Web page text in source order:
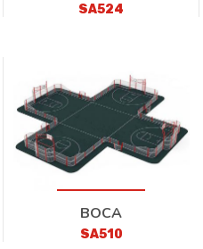
SA524
BOCA
SA510